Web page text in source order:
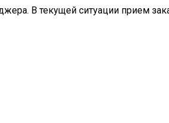
В текущей ситуации прием